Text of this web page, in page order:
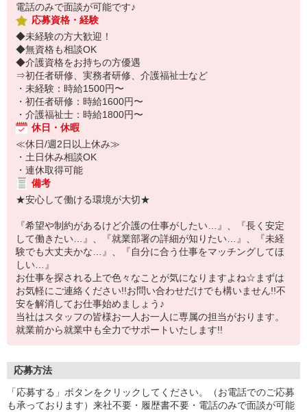
電話のみで面談が可能です♪
応募資格・経験
◆未経験の方大歓迎！
◆無資格も相談OK
◆介護資格をお持ちの方優遇
⇒初任者研修、実務者研修、介護福祉士など
・未経験：時給1500円〜
・初任者研修：時給1600円〜
・介護福祉士：時給1800円〜
休日・休暇
≪休日/週2日以上休み≫
・土日休み相談OK
・連休取得可能
備考
★安心して働ける環境が大切★
『希望や制約があるけど介護の仕事がしたい…』、『長く安定
して働きたい…』、『就業部署の詳細が知りたい…』、『未経
験でも大丈夫かな…』、『自分に合う仕事をマッチングしてほ
しい…』
お仕事を探される上で色々なことが気になりますよね☆まずは
お気軽にご連絡ください!!お問い合わせだけでも構いません!!不
安を解消してお仕事始めましょう♪
当社はスタッフの皆様お一人お一人に専属の担当がおります。
就業前から就業中も全力でサポートいたします!!
応募方法
「応募する」ボタンをクリックしてください。（お電話でのご応募
も承っております）来社不要・履歴書不要・電話のみで面談が可能